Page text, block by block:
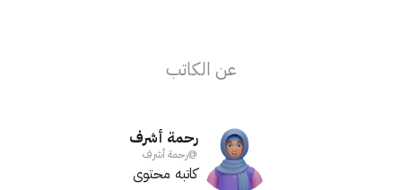
عن الكاتب
رحمة أشرف
@رحمة أشرف
كاتبه محتوى